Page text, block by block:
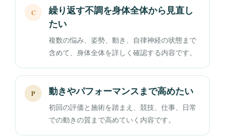
C
繰り返す不調を身体全体から見直し
たい
複数の悩み、姿勢、動き、自律神経の状態まで
含めて、身体全体を詳しく確認する内容です。
P 動きやパフォーマンスまで高めたい
初回の評価と施術を踏まえ、競技、仕事、日常
での動きの質まで高めていく内容です。